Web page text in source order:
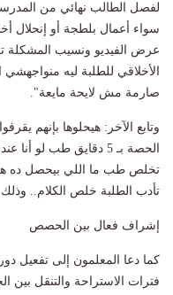
لفصل الطالب نهائي من
سواء أعمال بلطجة أو إنحلال
عرض الفيديو ونسيب المشكلة
الأخلاقي للطلبة ليه
صارمة مش لايحة مايعة".
وتابع الآخر: هيحلوها بإنهم
الحصة بـ 5 دقايق طب
تخلص طب ما اللي بيحصل ده
تأدب الطلبة خلص الكلام..
إشراف فعال بين الحصص
كما دعا المعلمون إلى تفعيل
فترات الاستراحة والتنقل بين